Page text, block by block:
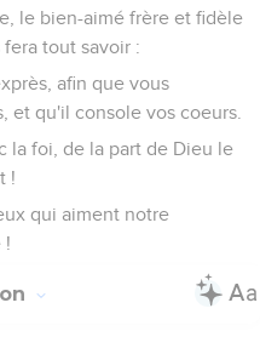
le bien-aimé frère et fidèle
tout savoir :
afin que vous
et qu'il console vos coeurs.
la foi, de la part de Dieu le
!
qui aiment notre
!